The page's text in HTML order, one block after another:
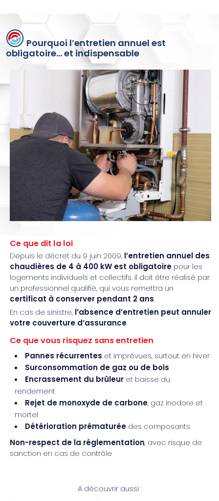
Pourquoi l’entretien annuel est
obligatoire… et indispensable
Ce que dit la loi
Depuis le décret du 9 juin 2009, l’entretien annuel des
chaudières de 4 à 400 kW est obligatoire pour les
logements individuels et collectifs. Il doit être réalisé par
un professionnel qualifié, qui vous remettra un
certificat à conserver pendant 2 ans.
En cas de sinistre, l’absence d’entretien peut annuler
votre couverture d’assurance.
Ce que vous risquez sans entretien
Pannes récurrentes et imprévues, surtout en hiver
Surconsommation de gaz ou de bois
Encrassement du brûleur et baisse du
rendement
Rejet de monoxyde de carbone, gaz inodore et
mortel
Détérioration prématurée des composants
Non-respect de la réglementation, avec risque de
sanction en cas de contrôle
A découvrir aussi :